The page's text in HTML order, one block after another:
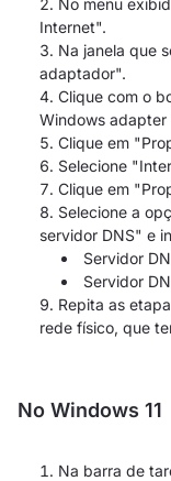
No menu
Internet".
Na janela que
adaptador".
Clique com o
Windows adapter
Clique em
Selecione
Clique em
Selecione a
servidor DNS" e
Servidor
Servidor
Repita as
rede físico, que
No Windows 11
Na barra de